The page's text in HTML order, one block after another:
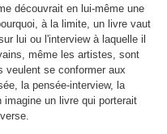
découvrait en lui-même une
à la limite, un livre vaut
lui ou l'interview à laquelle il
même les artistes, sont
veulent se conformer aux
la pensée-interview, la
imagine un livre qui porterait